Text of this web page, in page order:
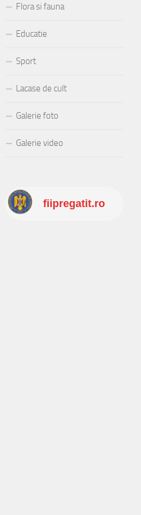
Flora si fauna
Educatie
Sport
Lacase de cult
Galerie foto
Galerie video
fiipregatit.ro